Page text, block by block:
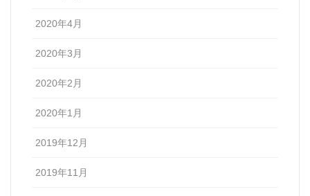
2020年4月
2020年3月
2020年2月
2020年1月
2019年12月
2019年11月